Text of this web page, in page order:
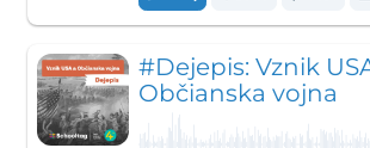
#Dejepis: Vznik
Občianska vojna